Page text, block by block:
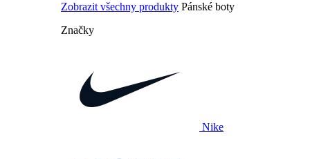
Zobrazit všechny produkty Pánské boty
Značky
Nike